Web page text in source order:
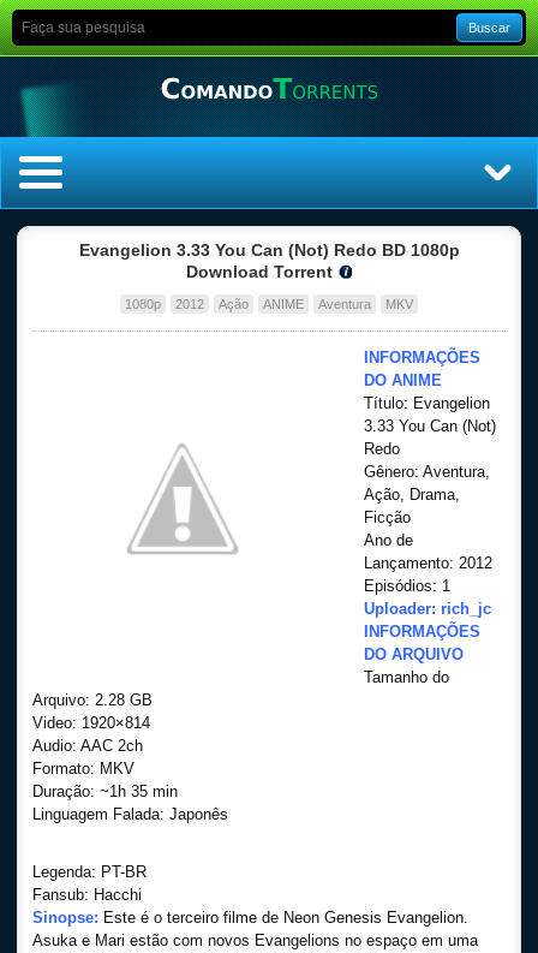
Buscar
Evangelion 3.33 You Can (Not) Redo BD 1080p
Download Torrent
1080p 2012 Ação ANIME Aventura MKV
INFORMAÇÕES
DO ANIME
Título: Evangelion
3.33 You Can (Not)
Redo
Gênero: Aventura,
Ação, Drama,
Ficção
Ano de
Lançamento: 2012
Episódios: 1
Uploader: rich_jc
INFORMAÇÕES
DO ARQUIVO
Tamanho do
Arquivo: 2.28 GB
Video: 1920×814
Audio: AAC 2ch
Formato: MKV
Duração: ~1h 35 min
Linguagem Falada: Japonês
Legenda: PT-BR
Fansub: Hacchi
Sinopse: Este é o terceiro filme de Neon Genesis Evangelion.
Asuka e Mari estão com novos Evangelions no espaço em uma